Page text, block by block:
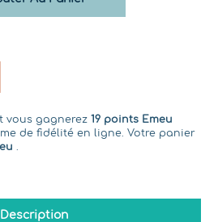
vous gagnerez 19 points Emeu
de fidélité en ligne. Votre panier
.
Description